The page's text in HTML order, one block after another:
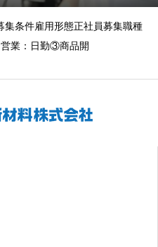
条件雇用形態正社員募集職種
業：日勤③商品開